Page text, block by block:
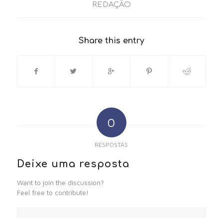
REDAÇÃO
Share this entry
0
RESPOSTAS
Deixe uma resposta
Want to join the discussion?
Feel free to contribute!